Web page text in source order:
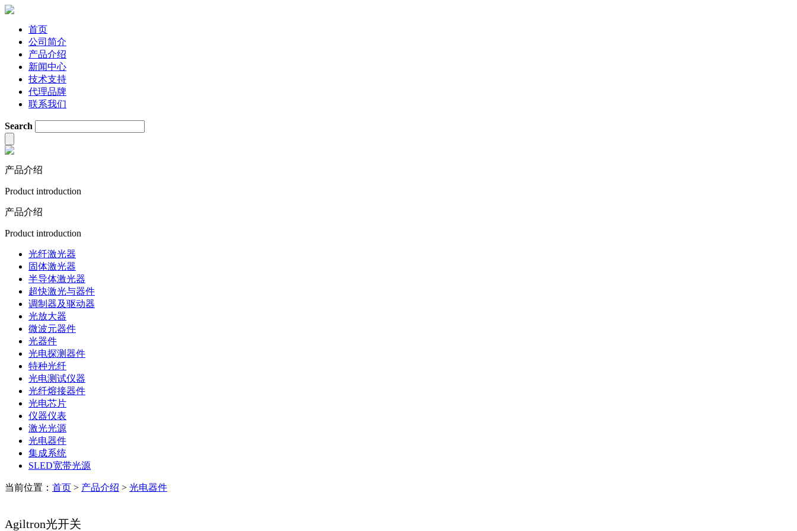
首页
公司简介
产品介绍
新闻中心
技术支持
代理品牌
联系我们
Search
产品介绍
Product introduction
产品介绍
Product introduction
光纤激光器
固体激光器
半导体激光器
超快激光与器件
调制器及驱动器
光放大器
微波元器件
光器件
光电探测器件
特种光纤
光电测试仪器
光纤熔接器件
光电芯片
仪器仪表
激光光源
光电器件
集成系统
SLED宽带光源
当前位置： 首页 > 产品介绍 > 光电器件
Agiltron光开关